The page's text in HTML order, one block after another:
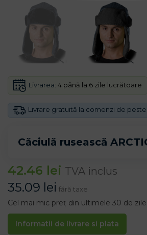
Căciulă rusească
Livrare gratuită la comenzi de peste
Livrarea: 4 până la 6 zile lucrătoare
42.46 lei TVA inclus
35.09 lei fără taxe
Cel mai mic preț din ultimele 30 de zile
Informatii de livrare si plata